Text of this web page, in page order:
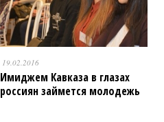
19.02.2016
Имиджем Кавказа в глазах
россиян займется молодежь